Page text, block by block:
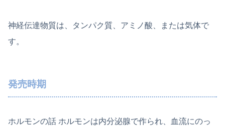
神経伝達物質は、タンパク質、アミノ酸、または気体で
す。
発売時期
ホルモンの話 ホルモンは内分泌腺で作られ、血流にのっ